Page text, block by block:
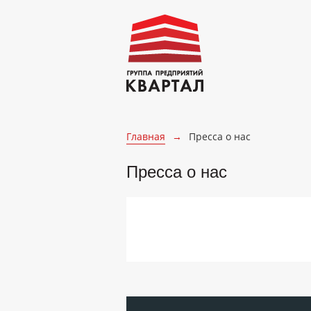
Главная → Пресса о нас
Пресса о нас